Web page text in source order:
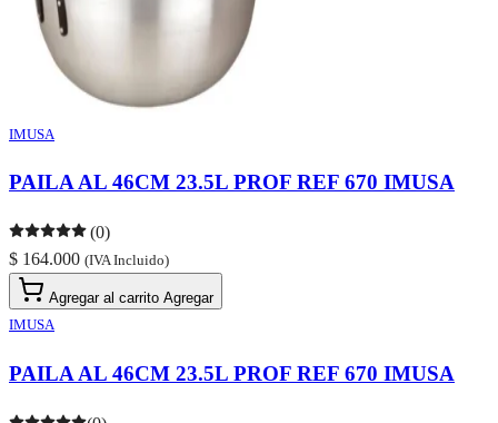
IMUSA
PAILA AL 46CM 23.5L PROF REF 670 IMUSA
(0)
$ 164.000 (IVA Incluido)
Agregar al carrito Agregar
IMUSA
PAILA AL 46CM 23.5L PROF REF 670 IMUSA